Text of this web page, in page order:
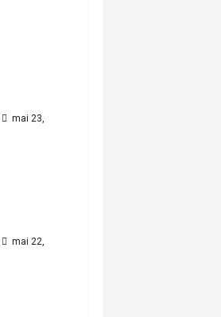
mai 23,
mai 22,